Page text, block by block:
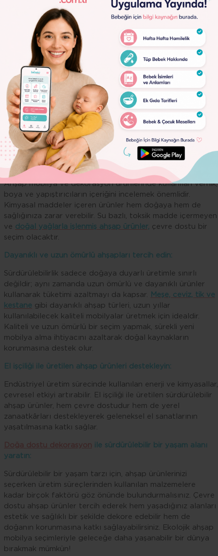
Lorem
Ipsum
Dolor
Lorem
Ipsum
Dolor
sertifikasına sahip olup olmadığına dikkat edin. FSC
sertifikası, kullanılan ahşabın sürdürülebilir orman
yönetimi ilkelerine uygun olarak üretildiğini gösterir. Bu
ekolojik ahşap mobilya
seçimlerinizde doğaya zarar
vermeyen bir alternatif tercih etmiş olursunuz.
Geri dönüştürülmüş ahşap kullanımı:
Çevreci mobilya seçimleri yaparken, geri dönüştürülmüş
ahşap ürünleri değerlendirmek doğa dostu bir adım
olacaktır. Eski mobilyalar, ahşap paletler veya yıkılan
binalardan elde edilen ahşap malzemeler yeniden
işlenerekşık ve fonksiyonel mobilyalara
dönüştürülebilir.
dönüştürülmüş ahşap, ağaç kesimini azaltarak ekosistemin
korunmasına katkı sağlar.
Kimyasal içermeyen ahşap ürünleri seçin:
Ahşap mobilya ve dekorasyon ürünlerinde kullanılan vernik,
boya ve yapıştırıcıların içeriğini incelemek önemlidir.
Kimyasal maddeler içeren ürünler hem doğaya hem de
sağlığınıza zarar verebilir. Su bazlı, toksik madde içermeyen
ve doğal yağlarla işlenmiş ahşap ürünler, çevre dostu bir
seçim olacaktır.
Dayanıklı ve uzun ömürlü ahşapları tercih edin:
Sürdürülebilirlik sadece doğaya duyarlı üretimle sınırlı
değildir; aynı zamanda uzun ömürlü ve dayanıklı ürünler
kullanarak tüketimi azaltmayı da kapsar.
Meşe, ceviz, tik ve
kestane gibi dayanıklı ahşap türleri, uzun yıllar
kullanılabilecek kaliteli mobilyalar üretmek için idealdir.
Kaliteli ve uzun ömürlü bir seçim yapmak, sürekli yeni
mobilya alma ihtiyacını azaltarak doğal kaynakların
korunmasına destek olur.
El işçiliği ile üretilen ahşap ürünleri destekleyin:
Endüstriyel üretim sürecinde kullanılan enerji ve kimyasallar,
çevresel etkiyi artırabilir. El işçiliği ile üretilen sürdürülebilir
ahşap ürünler, hem çevre dostudur hem de yerel
zanaatkârları destekleyerek geleneksel el sanatlarının
yaşatılmasına katkı sağlar.
ile sürdürülebilir bir yaşam alanı
yaratın:
Sürdürülebilir bir yaşam tarzı için, ahşap ürünlerinizi
seçerken üretim süreçlerinden kullanılan malzemelere
kadar birçok faktörü göz önünde bulundurmalısınız. Çevre
dostu ahşap ürünler tercih ederek hem yaşadığınız alanları
estetik ve sağlıklı bir şekilde dekore edebilir hem de
doğanın korunmasına katkı sağlayabilirsiniz. Ekolojik ahşap
mobilya seçimleriyle geleceğe daha yaşanabilir bir dünya
bırakmak mümkün!